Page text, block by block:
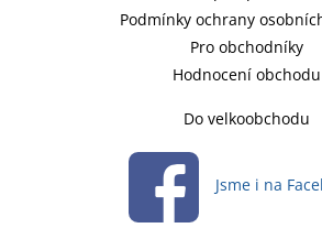
Podmínky ochrany
Pro obchodníky
Hodnocení obchodu
Do velkoobchodu
Jsme i na